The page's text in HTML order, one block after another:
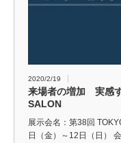
2020/2/19
来場者の増加 実感
SALON
展示会名：第38回
日（金）～12日（日）